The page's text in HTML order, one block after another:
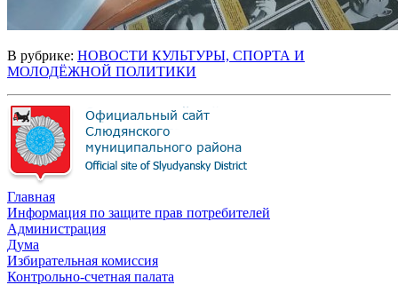
В рубрике: НОВОСТИ КУЛЬТУРЫ, СПОРТА И
МОЛОДЁЖНОЙ ПОЛИТИКИ
Главная
Информация по защите прав потребителей
Администрация
Дума
Избирательная комиссия
Контрольно-счетная палата